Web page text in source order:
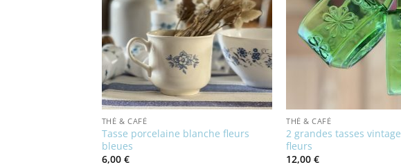
THÉ & CAFÉ
Tasse porcelaine blanche fleurs
bleues
6,00 €
THÉ & CAFÉ
2 grandes tasses
fleurs
12,00€